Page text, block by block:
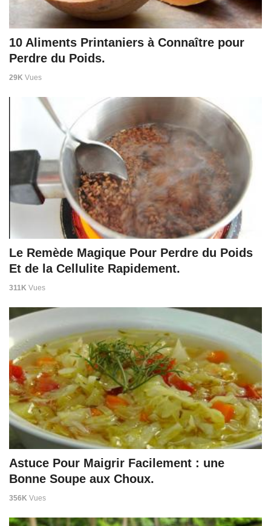
10 Aliments Printaniers à Connaître pour
Perdre du Poids.
29K Vues
Le Remède Magique Pour Perdre du Poids
Et de la Cellulite Rapidement.
311K Vues
Astuce Pour Maigrir Facilement : une
Bonne Soupe aux Choux.
356K Vues